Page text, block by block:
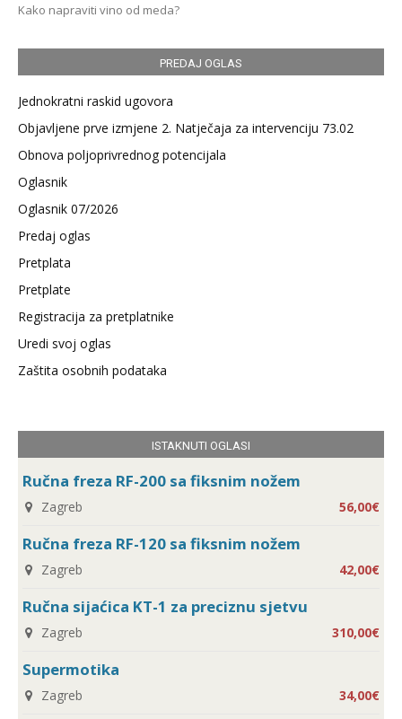
Kako napraviti vino od meda?
PREDAJ OGLAS
Jednokratni raskid ugovora
Objavljene prve izmjene 2. Natječaja za intervenciju 73.02
Obnova poljoprivrednog potencijala
Oglasnik
Oglasnik 07/2026
Predaj oglas
Pretplata
Pretplate
Registracija za pretplatnike
Uredi svoj oglas
Zaštita osobnih podataka
ISTAKNUTI OGLASI
Ručna freza RF-200 sa fiksnim nožem
Zagreb 56,00€
Ručna freza RF-120 sa fiksnim nožem
Zagreb 42,00€
Ručna sijaćica KT-1 za preciznu sjetvu
Zagreb 310,00€
Supermotika
Zagreb 34,00€